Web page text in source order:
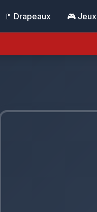
🚩 Drapeaux 🎮 Jeux